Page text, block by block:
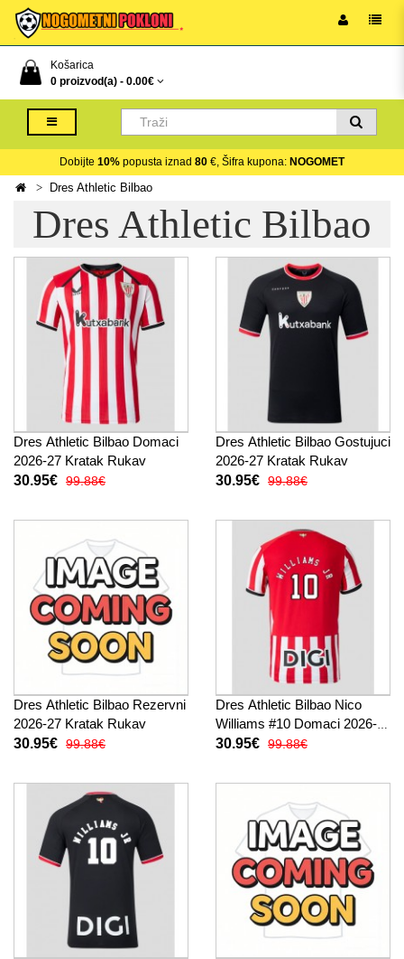
Košarica
0 proizvod(a) - 0.00€
Dobijte 10% popusta iznad 80 €, Šifra kupona: NOGOMET
Dres Athletic Bilbao
Dres Athletic Bilbao
Dres Athletic Bilbao Domaci
2026-27 Kratak Rukav
30.95€ 99.88€
Dres Athletic Bilbao Gostujuci
2026-27 Kratak Rukav
30.95€ 99.88€
Dres Athletic Bilbao Rezervni
2026-27 Kratak Rukav
30.95€ 99.88€
Dres Athletic Bilbao Nico
Williams #10 Domaci 2026-
27 Kratak Rukav
30.95€ 99.88€